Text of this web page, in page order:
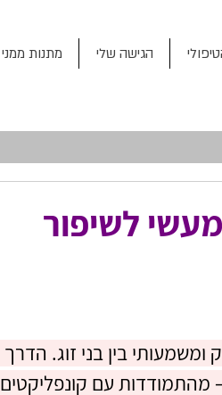
הגישה שלי מתנות ממני
לשיפור
בין בני זוג. הדרך
מהתמודדות עם קונפליקטים